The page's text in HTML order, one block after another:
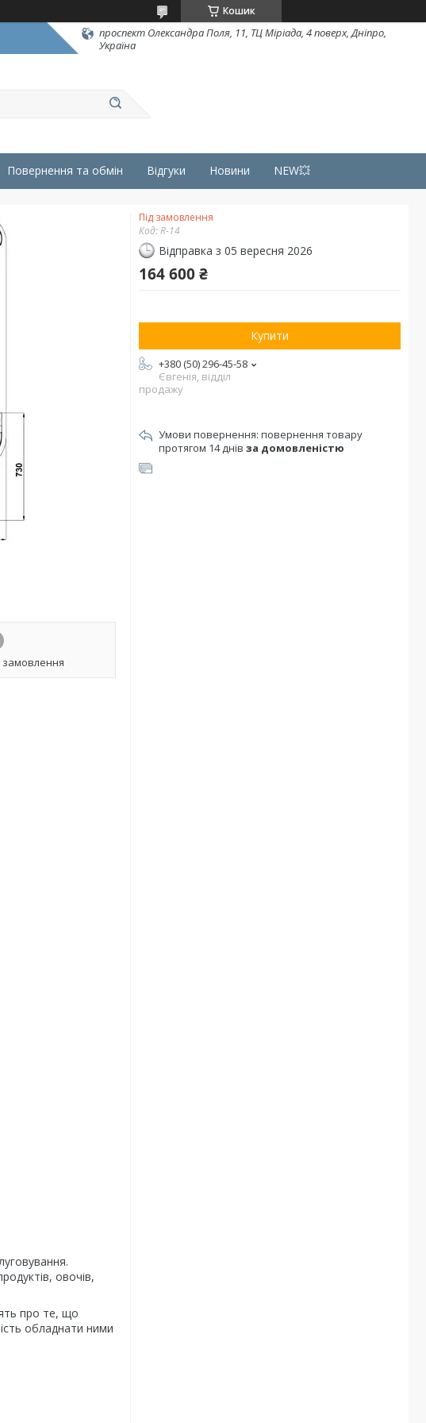
Кошик
проспект Олександра Поля, 11, ТЦ Міріада, 4 поверх, Дніпро,
Україна
Повернення та обмін Відгуки Новини NEW💥
замовлення
овочів,
про те, що
обладнати ними
Під замовлення
Код:R-14
Відправка з 05 вересня 2026
164 600 ₴
Купити
+380 (50) 296-45-58
Євгенія, відділ
продажу
повернення товару
протягом 14 днів за домовленістю